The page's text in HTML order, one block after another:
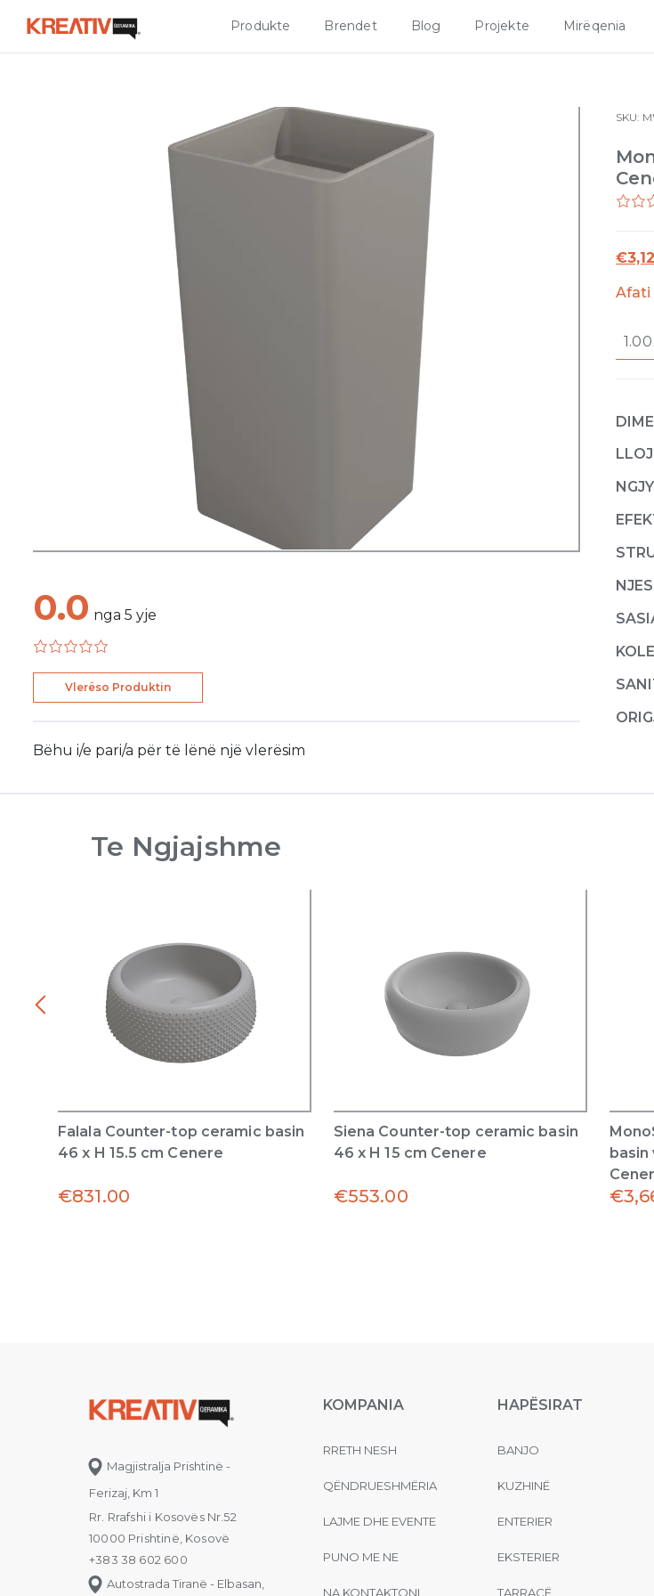
Produkte Brendet Blog Projekte Mirëqenia
0.0 nga 5 yje
Vlerëso Produktin
Bëhu i/e pari/a për të lënë një vlerësim
SKU:
€
Afati
x
40
H
85
Te Ngjajshme
Falala Counter-top ceramic basin
46 x H 15.5 cm Cenere
€831.00
Siena Counter-top ceramic basin
46 x H 15 cm Cenere
€553.00
basin
€
Magjistralja Prishtinë -
Ferizaj, Km 1
Rr. Rrafshi i Kosovës Nr.52
10000 Prishtinë, Kosovë
+383 38 602 600
Autostrada Tiranë - Elbasan,
KOMPANIA
RRETH NESH
QËNDRUESHMËRIA
LAJME DHE EVENTE
PUNO ME NE
NA KONTAKTONI
HAPËSIRAT
BANJO
KUZHINË
ENTERIER
EKSTERIER
TARRACË